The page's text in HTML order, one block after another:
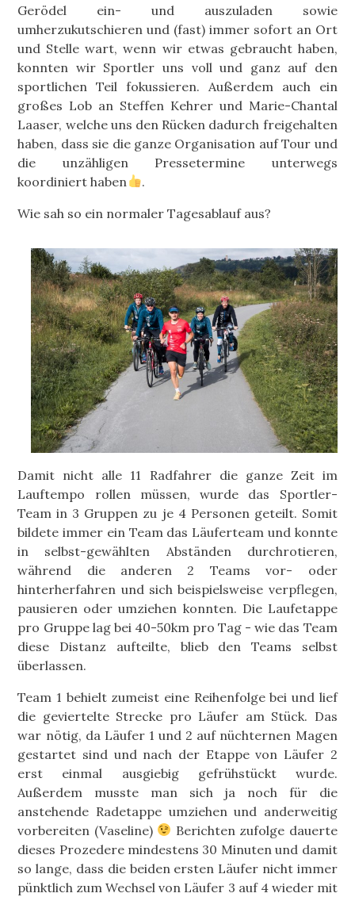
Gerödel ein- und auszuladen sowie
umherzukutschieren und (fast) immer sofort an Ort
und Stelle wart, wenn wir etwas gebraucht haben,
konnten wir Sportler uns voll und ganz auf den
sportlichen Teil fokussieren. Außerdem auch ein
großes Lob an Steffen Kehrer und Marie-Chantal
Laaser, welche uns den Rücken dadurch freigehalten
haben, dass sie die ganze Organisation auf Tour und
die unzähligen Pressetermine unterwegs
koordiniert haben
.
Wie sah so ein normaler Tagesablauf aus?
Damit nicht alle 11 Radfahrer die ganze Zeit im
Lauftempo rollen müssen, wurde das Sportler-
Team in 3 Gruppen zu je 4 Personen geteilt. Somit
bildete immer ein Team das Läuferteam und konnte
in selbst-gewählten Abständen durchrotieren,
während die anderen 2 Teams vor- oder
hinterherfahren und sich beispielsweise verpflegen,
pausieren oder umziehen konnten. Die Laufetappe
pro Gruppe lag bei 40-50km pro Tag - wie das Team
diese Distanz aufteilte, blieb den Teams selbst
überlassen.
Team 1 behielt zumeist eine Reihenfolge bei und lief
die geviertelte Strecke pro Läufer am Stück. Das
war nötig, da Läufer 1 und 2 auf nüchternen Magen
gestartet sind und nach der Etappe von Läufer 2
erst einmal ausgiebig gefrühstückt wurde.
Außerdem musste man sich ja noch für die
anstehende Radetappe umziehen und anderweitig
vorbereiten (Vaseline)
Berichten zufolge dauerte
dieses Prozedere mindestens 30 Minuten und damit
so lange, dass die beiden ersten Läufer nicht immer
pünktlich zum Wechsel von Läufer 3 auf 4 wieder mit